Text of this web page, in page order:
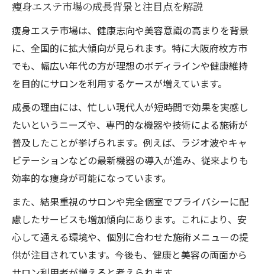
痩身エステ選びで重視したい体験ポイント
最新機器導入の痩身エステ体験が人気の理
由
口コミで話題の痩身エステ体験談を紹介
痩身エステ体験で得られる効果や満足度と
は
理想のボディに導くエステの選び方
痩身エステで理想の体型を目指す選び方
サロン選びで失敗しない痩身エステ比較法
スタッフの技術力が光る痩身エステとは
痩身エステ選びに役立つチェックリスト
痩身エステで健康美を叶えたい方へ
痩身エステ市場の成長背景と注目点を解説
痩身エステ市場は、健康志向や美容意識の高まりを背景
に、全国的に拡大傾向が見られます。特に大阪府枚方市
でも、幅広い年代の方が理想のボディラインや健康維持
を目的にサロンを利用するケースが増えています。
成長の理由には、忙しい現代人が短時間で効果を実感し
たいというニーズや、専門的な機器や技術による施術が
普及したことが挙げられます。例えば、ラジオ波やキャ
ビテーションなどの最新機器の導入が進み、従来よりも
効率的な痩身が可能になっています。
また、結果重視のサロンや完全個室でプライバシーに配
慮したサービスも増加傾向にあります。これにより、安
心して通える環境や、個別に合わせた施術メニューの提
供が注目されています。今後も、健康と美容の両面から